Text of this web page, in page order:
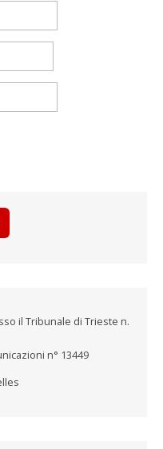
il Tribunale di Trieste n.
n° 13449